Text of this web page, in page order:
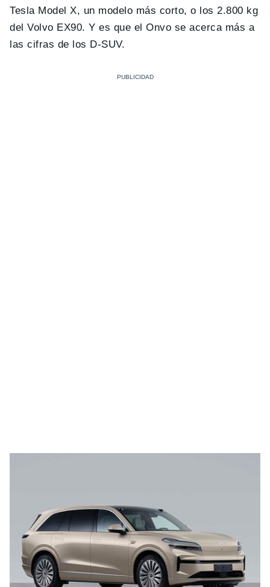
Tesla Model X, un modelo más corto, o los 2.800 kg
del Volvo EX90. Y es que el Onvo se acerca más a
las cifras de los D-SUV.